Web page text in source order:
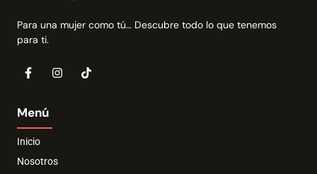
Para una mujer como tú… Descubre todo lo que tenemos
para ti.
Menú
Inicio
Nosotros